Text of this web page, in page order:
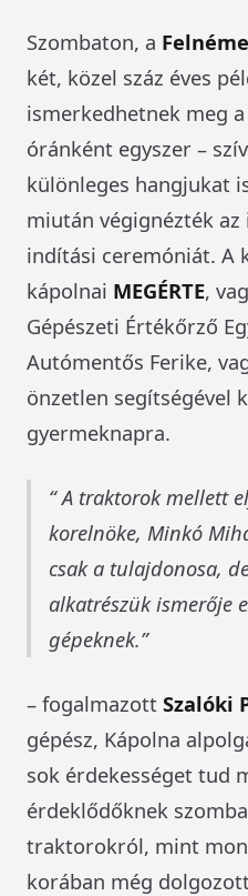
Szombaton, a
két, közel száz éves
ismerkedhetnek meg
óránként egyszer –
különleges hangjukat
miután végignézték az
indítási ceremóniát. A
kápolnai MEGÉRTE,
Gépészeti Értékőrző
Autómentős Ferike,
önzetlen segítségével
gyermeknapra.
A traktorok mellett
korelnöke, Minkó
csak a tulajdonosa,
alkatrészük ismerője
gépeknek.
– fogalmazott Szalóki
gépész, Kápolna
sok érdekességet tud
érdeklődőknek
traktorokról, mint
korában még